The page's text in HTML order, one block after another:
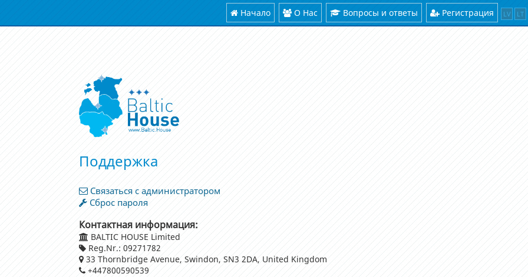
Начало О Нас Вопросы и ответы Регистрация LV LT
Поддержка
Связаться с администратором
Сброс пароля
Контактная информация:
BALTIC HOUSE Limited
Reg.Nr.: 09271782
33 Thornbridge Avenue, Swindon, SN3 2DA, United Kingdom
+447800590539